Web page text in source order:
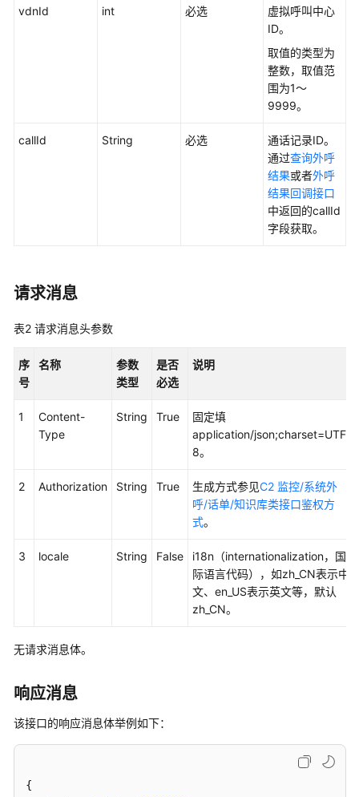
考
式
口
考
Fabric）
席
操
接
口
外
vdnId int 必选
虚拟呼叫中心
ID。
取值的类型为
整数，取值范
围为1～
9999。
callId String 必选
通话记录ID。
通过查询外呼
结果或者外呼
结果回调接口
中返回的callId
字段获取。
请求消息
表2 请求消息头参数
序
号
名称
参数
类型
是否
必选
说明
1
Content-
Type
String True
固定填
application/json;charset=UTF-
8。
2 Authorization String True 生成方式参见C2 监控/系统外
呼/话单/知识库类接口鉴权方
式。
3 locale String False
i18n（internationalization，国
际语言代码），如zh_CN表示中
文、en_US表示英文等，默认
zh_CN。
无请求消息体。
响应消息
该接口的响应消息体举例如下：
{